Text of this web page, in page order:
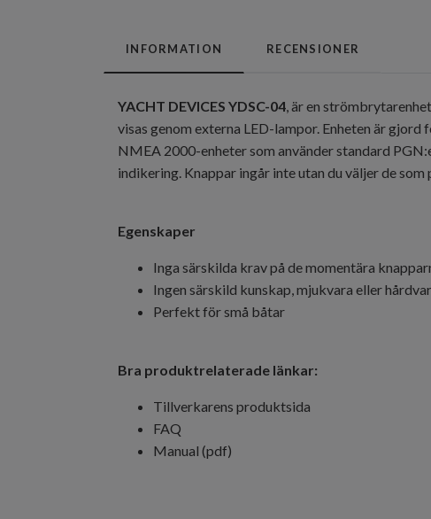
INFORMATION RECENSIONER
YACHT DEVICES YDSC-04, är en
visas genom externa LED-lampor. Enheten är
NMEA 2000-enheter som använder standard
indikering. Knappar ingår inte utan du väljer de som
Egenskaper
Inga särskilda krav på de momentära
Ingen särskild kunskap, mjukvara eller
Perfekt för små båtar
Bra produktrelaterade länkar:
Tillverkarens produktsida
FAQ
Manual (pdf)